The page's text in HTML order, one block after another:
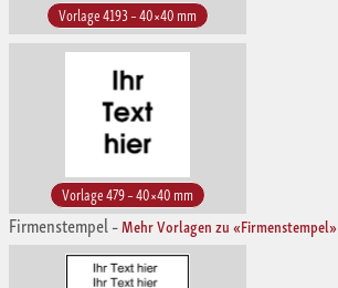
Vorlage 4193 – 40×40 mm
Vorlage 479 – 40×40 mm
Firmenstempel–Mehr Vorlagen zu «Firmenstempel»